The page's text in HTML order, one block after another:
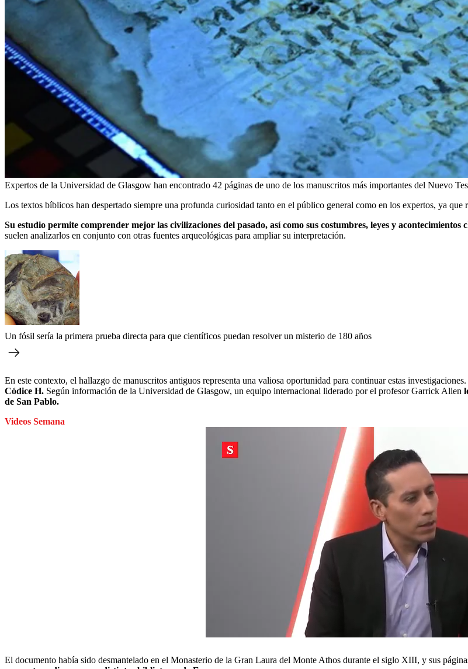
Expertos de la Universidad de Glasgow han encontrado 42 páginas de uno de los manuscritos más importantes del Nuevo
Los textos bíblicos han despertado siempre una profunda curiosidad tanto en el público general como en los expertos, ya
Su estudio permite comprender mejor las civilizaciones del pasado, así como sus costumbres, leyes y
suelen analizarlos en conjunto con otras fuentes arqueológicas para ampliar su interpretación.
Un fósil sería la primera prueba directa para que científicos puedan resolver un misterio de 180 años
En este contexto, el hallazgo de manuscritos antiguos representa una valiosa oportunidad para continuar estas investigaciones.
Códice H. Según información de la Universidad de Glasgow, un equipo internacional liderado por el profesor Garrick Allen
de San Pablo.
Videos Semana
El documento había sido desmantelado en el Monasterio de la Gran Laura del Monte Athos durante el siglo XIII, y sus